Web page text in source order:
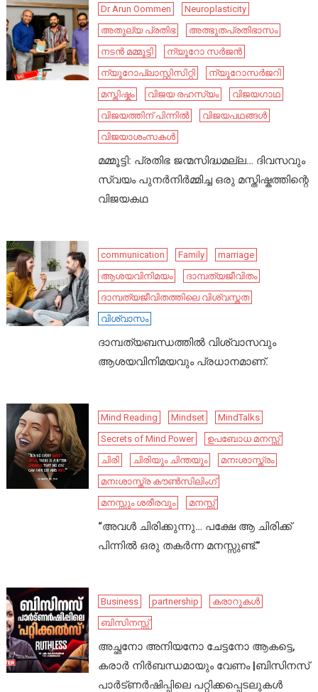
Dr Arun Oommen
Neuroplasticity
അതുല്യ പ്രതിഭ
അത്ഭുതപ്രതിഭാസം
നടൻ മമ്മൂട്ടി
ന്യൂറോ സർജൻ
ന്യൂറോപ്ലാസ്റ്റിസിറ്റി
ന്യൂറോസർജറി
മസ്തിഷ്കം
വിജയ രഹസ്യം
വിജയഗാഥ
വിജയത്തിന് പിന്നിൽ
വിജയപഥങ്ങൾ
വിജയാശംസകൾ
മമ്മൂട്ടി: പ്രതിഭ ജന്മസിദ്ധമല്ല… ദിവസവും
സ്വയം പുനർനിർമ്മിച്ച ഒരു മസ്തിഷ്കത്തിന്റെ
വിജയകഥ
communication Family
marriage
ആശയവിനിമയം
ദാമ്പത്യജീവിതം
ദാമ്പത്യജീവിതത്തിലെ വിശ്വസ്തത
വിശ്വാസം
ദാമ്പത്യബന്ധത്തിൽ വിശ്വാസവും
ആശയവിനിമയവും പ്രധാനമാണ്.
Mind Reading Mindset
MindTalks
Secrets of Mind Power
ഉപബോധ മനസ്സ്
ചിരി
ചിരിയും ചിന്തയും
മനഃശാസ്ത്രം
മനഃശാസ്ത്ര കൗൺസിലിംഗ്
മനസ്സും ശരീരവും
മനസ്സ്
“അവൾ ചിരിക്കുന്നു… പക്ഷേ ആ ചിരിക്ക്
പിന്നിൽ ഒരു തകർന്ന മനസ്സുണ്ട്.”
Business partnership
കരാറുകൾ
ബിസിനസ്സ്
അച്ഛനോ അനിയനോ ചേട്ടനോ ആകട്ടെ,
കരാർ നിർബന്ധമായും വേണം |ബിസിനസ്
പാർട്ണർഷിപ്പിലെ പറ്റിക്കപ്പെടലുകൾ